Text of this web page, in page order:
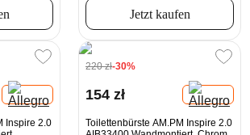
Jetzt kaufen
Inspire 2.0
220 zł-30%
154 zł
Toilettenbürste AM.PM Inspire 2.0